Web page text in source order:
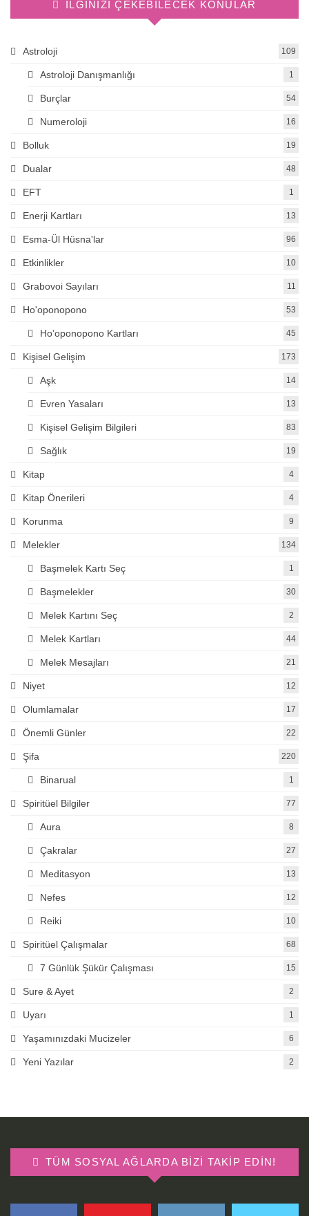
İLGINIZI ÇEKEBILECEK KONULAR
Astroloji 109
Astroloji Danışmanlığı 1
Burçlar 54
Numeroloji 16
Bolluk 19
Dualar 48
EFT 1
Enerji Kartları 13
Esma-Ül Hüsna'lar 96
Etkinlikler 10
Grabovoi Sayıları 11
Ho'oponopono 53
Ho’oponopono Kartları 45
Kişisel Gelişim 173
Aşk 14
Evren Yasaları 13
Kişisel Gelişim Bilgileri 83
Sağlık 19
Kitap 4
Kitap Önerileri 4
Korunma 9
Melekler 134
Başmelek Kartı Seç 1
Başmelekler 30
Melek Kartını Seç 2
Melek Kartları 44
Melek Mesajları 21
Niyet 12
Olumlamalar 17
Önemli Günler 22
Şifa 220
Binarual 1
Spiritüel Bilgiler 77
Aura 8
Çakralar 27
Meditasyon 13
Nefes 12
Reiki 10
Spiritüel Çalışmalar 68
7 Günlük Şükür Çalışması 15
Sure & Ayet 2
Uyarı 1
Yaşamınızdaki Mucizeler 6
Yeni Yazılar 2
TÜM SOSYAL AĞLARDA BIZI TAKIP EDIN!